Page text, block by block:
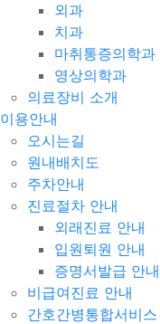
외과
치과
마취통증의학과
영상의학과
의료장비 소개
이용안내
오시는길
원내배치도
주차안내
진료절차 안내
외래진료 안내
입원퇴원 안내
증명서발급 안내
비급여진료 안내
간호간병통합서비스